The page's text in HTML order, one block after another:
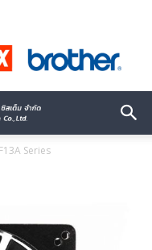
Series